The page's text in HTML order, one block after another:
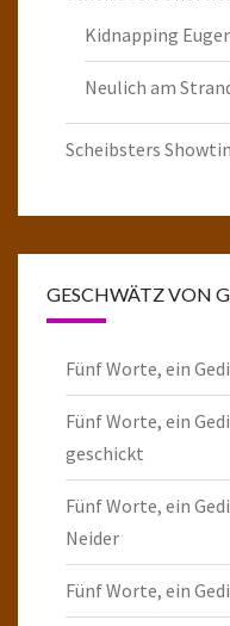
Kidnapping
Neulich am
Scheibsters
GESCHWÄTZ VON
Fünf Worte, ein
Fünf Worte, ein
geschickt
Fünf Worte, ein
Neider
Fünf Worte, ein